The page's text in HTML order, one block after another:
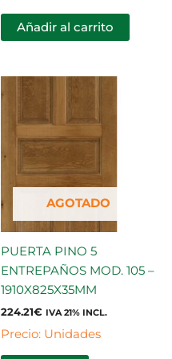
Añadir al carrito
AGOTADO
PUERTA PINO 5
ENTREPAÑOS MOD. 105 –
1910X825X35MM
224.21€ IVA 21% INCL.
Precio: Unidades